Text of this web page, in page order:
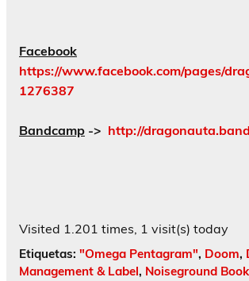
Facebook -
https://www.facebook.com/pages/
1276387
Bandcamp -> http://
Visited 1.201 times, 1 visit(s) today
Etiquetas: "Omega Pentagram", Doom,
Management & Label, Noiseground